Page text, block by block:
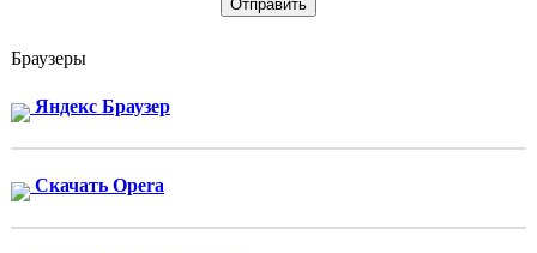
Браузеры
Яндекс Браузер
Скачать Opera